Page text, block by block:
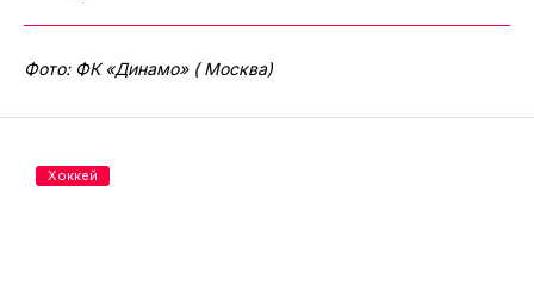
Фото: ФК «Динамо» ( Москва)
Хоккей